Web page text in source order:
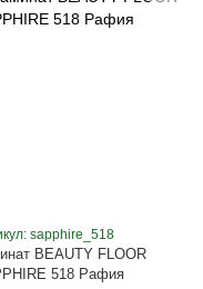
sapphire_518
BEAUTY FLOOR
518 Рафия